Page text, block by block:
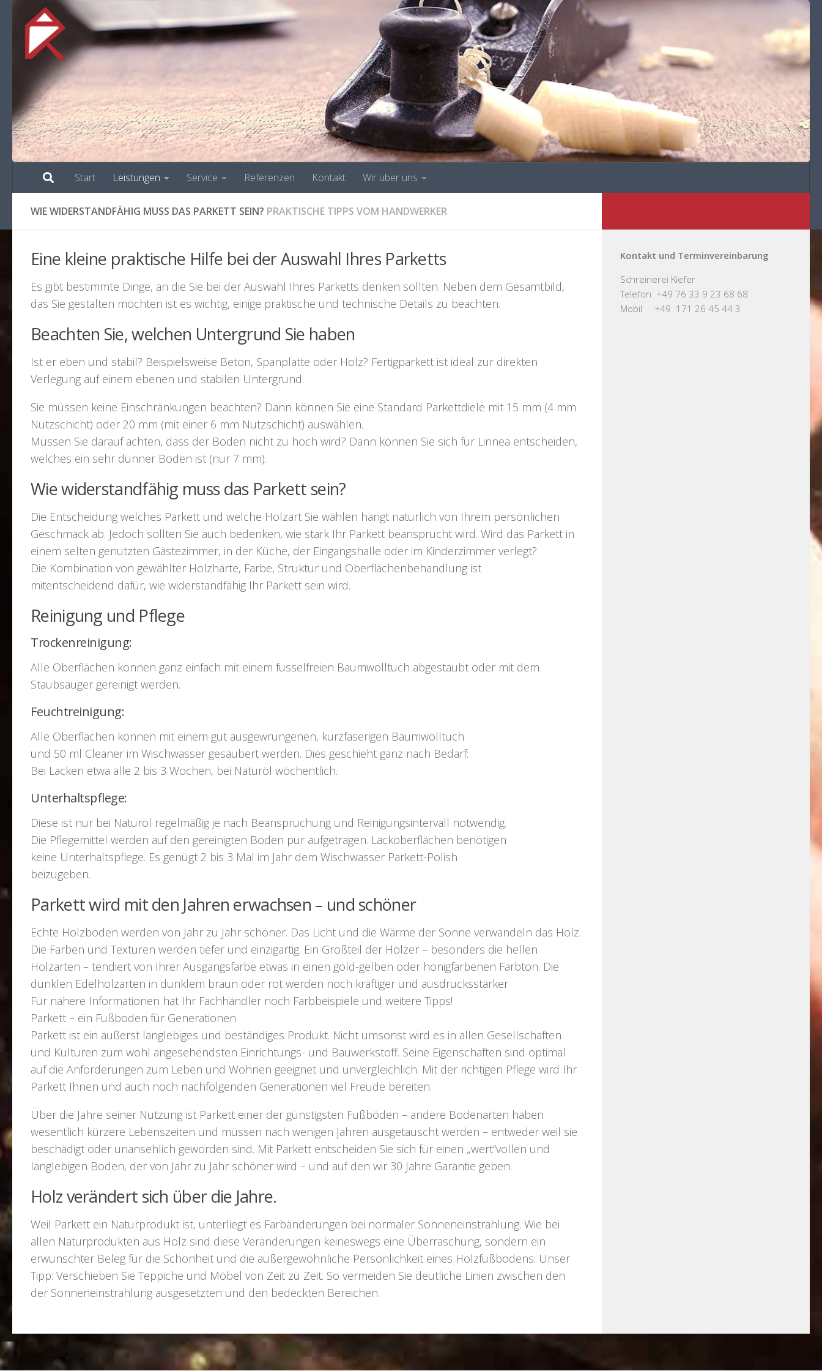
Start Leistungen Service Referenzen Kontakt Wir über uns
WIE WIDERSTANDFÄHIG MUSS DAS PARKETT SEIN? PRAKTISCHE TIPPS VOM HANDWERKER
Eine kleine praktische Hilfe bei der Auswahl Ihres Parketts
Es gibt bestimmte Dinge, an die Sie bei der Auswahl Ihres Parketts denken sollten. Neben dem Gesamtbild,
das Sie gestalten möchten ist es wichtig, einige praktische und technische Details zu beachten.
Beachten Sie, welchen Untergrund Sie haben
Ist er eben und stabil? Beispielsweise Beton, Spanplatte oder Holz? Fertigparkett ist ideal zur direkten
Verlegung auf einem ebenen und stabilen Untergrund.
Sie müssen keine Einschränkungen beachten? Dann können Sie eine Standard Parkettdiele mit 15 mm (4 mm
Nutzschicht) oder 20 mm (mit einer 6 mm Nutzschicht) auswählen.
Müssen Sie darauf achten, dass der Boden nicht zu hoch wird? Dann können Sie sich für Linnea entscheiden,
welches ein sehr dünner Boden ist (nur 7 mm).
Wie widerstandfähig muss das Parkett sein?
Die Entscheidung welches Parkett und welche Holzart Sie wählen hängt natürlich von Ihrem persönlichen
Geschmack ab. Jedoch sollten Sie auch bedenken, wie stark Ihr Parkett beansprucht wird. Wird das Parkett in
einem selten genutzten Gästezimmer, in der Küche, der Eingangshalle oder im Kinderzimmer verlegt?
Die Kombination von gewählter Holzhärte, Farbe, Struktur und Oberflächenbehandlung ist
mitentscheidend dafür, wie widerstandfähig Ihr Parkett sein wird.
Reinigung und Pflege
Trockenreinigung:
Alle Oberflächen können ganz einfach mit einem fusselfreien Baumwolltuch abgestaubt oder mit dem
Staubsauger gereinigt werden.
Feuchtreinigung:
Alle Oberflächen können mit einem gut ausgewrungenen, kurzfaserigen Baumwolltuch
und 50 ml Cleaner im Wischwasser gesäubert werden. Dies geschieht ganz nach Bedarf:
Bei Lacken etwa alle 2 bis 3 Wochen, bei Naturöl wöchentlich.
Unterhaltspflege:
Diese ist nur bei Naturöl regelmäßig je nach Beanspruchung und Reinigungsintervall notwendig.
Die Pflegemittel werden auf den gereinigten Boden pur aufgetragen. Lackoberflächen benötigen
keine Unterhaltspflege. Es genügt 2 bis 3 Mal im Jahr dem Wischwasser Parkett-Polish
beizugeben.
Parkett wird mit den Jahren erwachsen – und schöner
Echte Holzböden werden von Jahr zu Jahr schöner. Das Licht und die Wärme der Sonne verwandeln das Holz.
Die Farben und Texturen werden tiefer und einzigartig. Ein Großteil der Hölzer – besonders die hellen
Holzarten – tendiert von Ihrer Ausgangsfarbe etwas in einen gold-gelben oder honigfarbenen Farbton. Die
dunklen Edelholzarten in dunklem braun oder rot werden noch kräftiger und ausdrucksstärker
Für nähere Informationen hat Ihr Fachhändler noch Farbbeispiele und weitere Tipps!
Parkett – ein Fußboden für Generationen
Parkett ist ein äußerst langlebiges und beständiges Produkt. Nicht umsonst wird es in allen Gesellschaften
und Kulturen zum wohl angesehendsten Einrichtungs- und Bauwerkstoff. Seine Eigenschaften sind optimal
auf die Anforderungen zum Leben und Wohnen geeignet und unvergleichlich. Mit der richtigen Pflege wird Ihr
Parkett Ihnen und auch noch nachfolgenden Generationen viel Freude bereiten.
Über die Jahre seiner Nutzung ist Parkett einer der günstigsten Fußböden – andere Bodenarten haben
wesentlich kürzere Lebenszeiten und müssen nach wenigen Jahren ausgetauscht werden – entweder weil sie
beschädigt oder unansehlich geworden sind. Mit Parkett entscheiden Sie sich für einen „wert“vollen und
langlebigen Boden, der von Jahr zu Jahr schöner wird – und auf den wir 30 Jahre Garantie geben.
Holz verändert sich über die Jahre.
Weil Parkett ein Naturprodukt ist, unterliegt es Farbänderungen bei normaler Sonneneinstrahlung. Wie bei
allen Naturprodukten aus Holz sind diese Veränderungen keineswegs eine Überraschung, sondern ein
erwünschter Beleg für die Schönheit und die außergewöhnliche Persönlichkeit eines Holzfußbodens. Unser
Tipp: Verschieben Sie Teppiche und Möbel von Zeit zu Zeit. So vermeiden Sie deutliche Linien zwischen den
der Sonneneinstrahlung ausgesetzten und den bedeckten Bereichen.
Kontakt und Terminvereinbarung
Schreinerei Kiefer
Telefon +49 76 33 9 23 68 68
Mobil +49 171 26 45 44 3